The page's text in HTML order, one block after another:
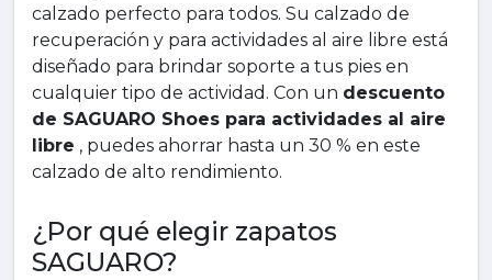
calzado perfecto para todos. Su calzado de
recuperación y para actividades al aire libre está
diseñado para brindar soporte a tus pies en
cualquier tipo de actividad. Con un descuento
de SAGUARO Shoes para actividades al aire
libre , puedes ahorrar hasta un 30 % en este
calzado de alto rendimiento.
¿Por qué elegir zapatos
SAGUARO?